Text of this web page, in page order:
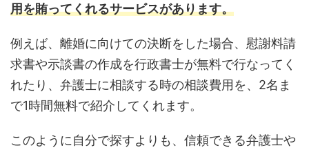
用を賄ってくれるサービスがあります。
例えば、離婚に向けての決断をした場合、慰謝料請
求書や示談書の作成を行政書士が無料で行なってく
れたり、弁護士に相談する時の相談費用を、2名ま
で1時間無料で紹介してくれます。
このように自分で探すよりも、信頼できる弁護士や